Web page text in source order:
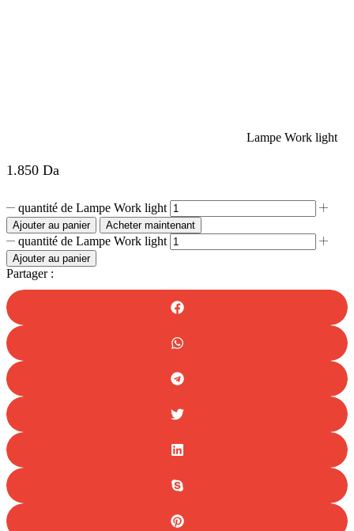
Lampe Work light
1.850 Da
quantité de Lampe Work light
Ajouter au panier Acheter maintenant
quantité de Lampe Work light
Ajouter au panier
Partager :